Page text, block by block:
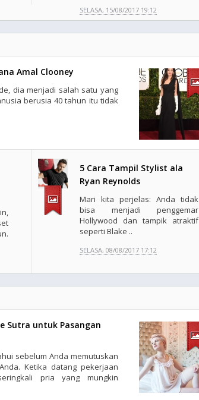
SELASA, 15/08/2017 19:12
Amal Clooney
dia menjadi salah satu yang
berusia 40 tahun itu tidak
5 Cara Tampil Stylist ala
Ryan Reynolds
Mari kita perjelas: Anda tidak
bisa menjadi penggemar
Hollywood dan tampik atraktif
seperti Blake ..
SELASA, 08/08/2017 17:12
Sutra untuk Pasangan
sebelum Anda memutuskan
Ketika datang pekerjaan
pria yang mungkin